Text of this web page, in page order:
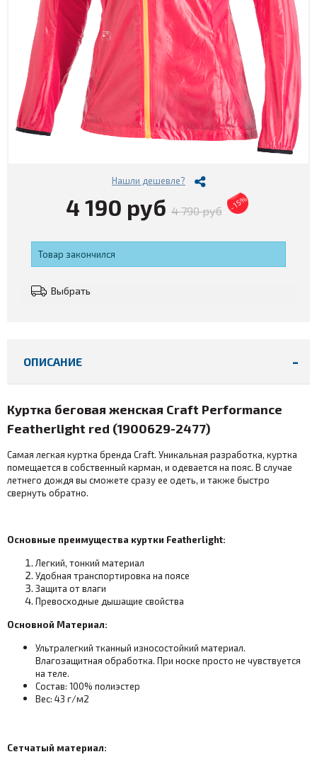
Нашли дешевле?
4 190 руб 4 790 руб - 15%
Товар закончился
Выбрать
ОПИСАНИЕ
Куртка беговая женская Craft Performance
Featherlight red (1900629-2477)
Самая легкая куртка бренда Craft. Уникальная разработка, куртка
помещается в собственный карман, и одевается на пояс. В случае
летнего дождя вы сможете сразу ее одеть, и также быстро
свернуть обратно.
Основные преимущества куртки Featherlight:
Легкий, тонкий материал
Удобная транспортировка на поясе
Защита от влаги
Превосходные дышащие свойства
Основной Материал:
Ультралегкий тканный износостойкий материал.
Влагозащитная обработка. При носке просто не чувствуется
на теле.
Состав: 100% полиэстер
Вес: 43 г/м2
Сетчатый материал: